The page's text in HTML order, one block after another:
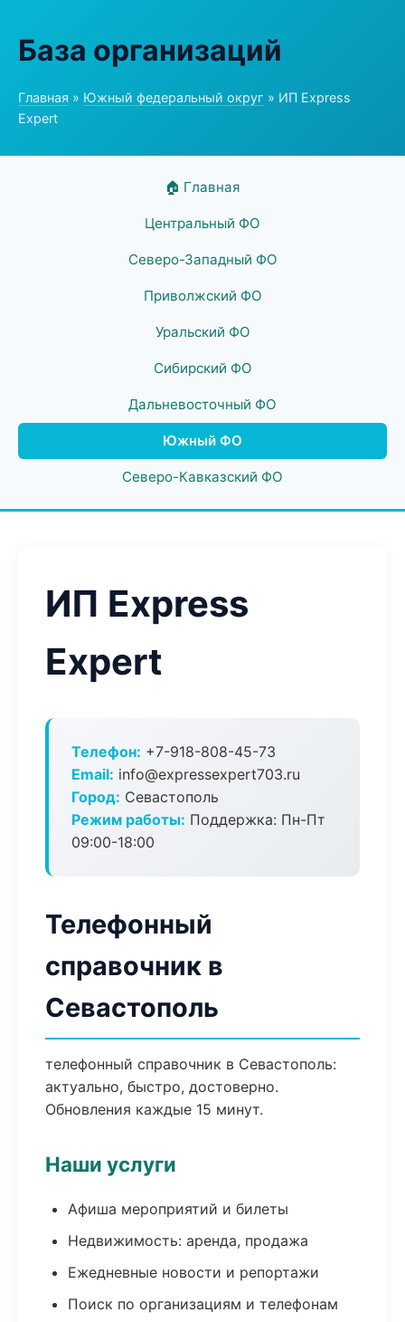
База организаций
Главная » Южный федеральный округ » ИП Express
Expert
🏠 Главная
Центральный ФО
Северо-Западный ФО
Приволжский ФО
Уральский ФО
Сибирский ФО
Дальневосточный ФО
Южный ФО
Северо-Кавказский ФО
ИП Express
Expert
Телефон: +7-918-808-45-73
Email: info@expressexpert703.ru
Город: Севастополь
Режим работы: Поддержка: Пн-Пт
09:00-18:00
Телефонный
справочник в
Севастополь
телефонный справочник в Севастополь:
актуально, быстро, достоверно.
Обновления каждые 15 минут.
Наши услуги
Афиша мероприятий и билеты
Недвижимость: аренда, продажа
Ежедневные новости и репортажи
Поиск по организациям и телефонам